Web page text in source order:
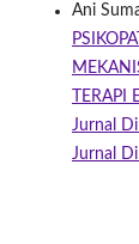
Ani
Jurnal
Jurnal